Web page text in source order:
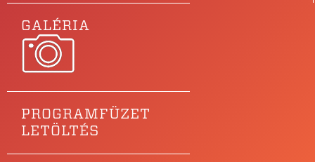
GALÉRIA
PROGRAMFÜZET
LETÖLTÉS